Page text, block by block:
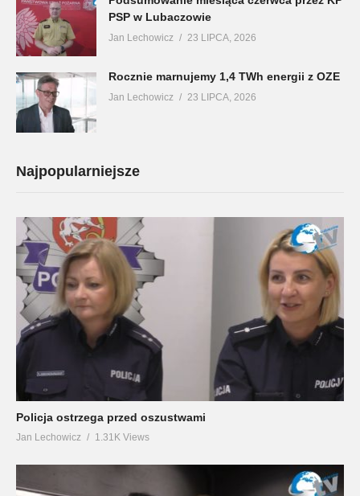
PSP w Lubaczowie
Jan Lechowicz 23 LIPCA, 2026
Rocznie marnujemy 1,4 TWh energii z OZE
Jan Lechowicz 23 LIPCA, 2026
Najpopularniejsze
Policja ostrzega przed oszustwami
Jan Lechowicz 1.31K Views